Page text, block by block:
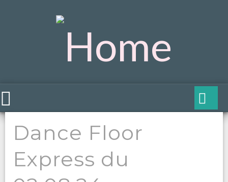
Dance Floor
Express du